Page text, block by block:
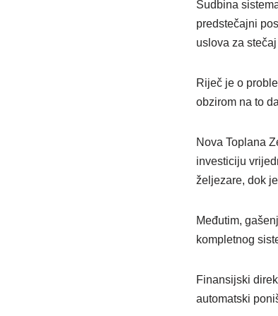
Sudbina
predstečajni
uslova za
Riječ je o
obzirom na to
Nova Toplana
investiciju
željezare, dok
Međutim,
kompletnog
Finansijski
automatski